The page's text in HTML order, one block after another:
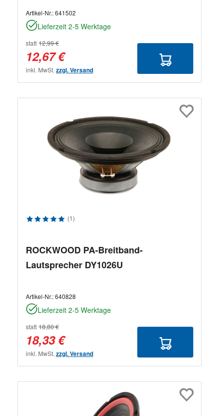
Artikel-Nr.:641502
Lieferzeit 2-5 Werktage
statt 12,99 €
12,67 €
inkl. MwSt. zzgl. Versand
Durchschnittliche Bewertung von 5 von 5 Sternen
(1)
ROCKWOOD PA-Breitband-
Lautsprecher DY1026U
Artikel-Nr.:640828
Lieferzeit 2-5 Werktage
statt 18,80 €
18,33 €
inkl. MwSt. zzgl. Versand